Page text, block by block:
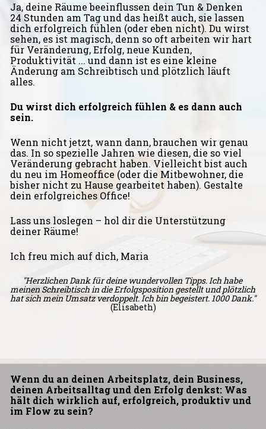
Ja, deine Räume beeinflussen dein Tun & Denken
24 Stunden am Tag und das heißt auch, sie lassen
dich erfolgreich fühlen (oder eben nicht). Du wirst
sehen, es ist magisch, denn so oft arbeiten wir hart
für Veränderung, Erfolg, neue Kunden,
Produktivität ... und dann ist es eine kleine
Änderung am Schreibtisch und plötzlich läuft
alles.
Du wirst dich erfolgreich fühlen & es dann auch
sein.
Wenn nicht jetzt, wann dann, brauchen wir genau
das. In so spezielle Jahren wie diesen, die so viel
Veränderung gebracht haben. Vielleicht bist auch
du neu im Homeoffice (oder die Mitbewohner, die
bisher nicht zu Hause gearbeitet haben). Gestalte
dein erfolgreiches Office!
Lass uns loslegen – hol dir die Unterstützung
deiner Räume!
Ich freu mich auf dich, Maria
"Herzlichen Dank für deine wundervollen Tipps. Ich habe
meinen Schreibtisch in die Erfolgsposition gestellt und plötzlich
hat sich mein Umsatz verdoppelt. Ich bin begeistert. 1000 Dank."
(Elisabeth)
Wenn du an deinen Arbeitsplatz, dein Business,
deinen Arbeitsalltag und den Erfolg denkst: Was
hält dich wirklich auf, erfolgreich, produktiv und
im Flow zu sein?